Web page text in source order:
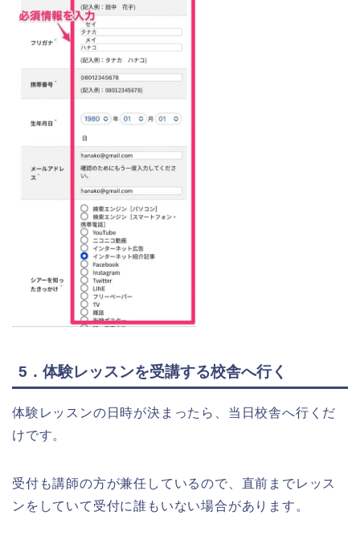
5．体験レッスンを受講する校舎へ行く
体験レッスンの日時が決まったら、当日校舎へ行くだ
けです。
受付も講師の方が兼任しているので、直前までレッス
ンをしていて受付に誰もいない場合があります。